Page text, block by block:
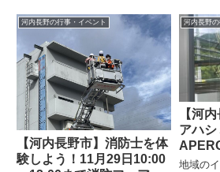
河内長野の行事・イベント
【河内長野市】消防士を体
験しよう！11月29日10:00
河内長野
【河
アハ
す
地域の